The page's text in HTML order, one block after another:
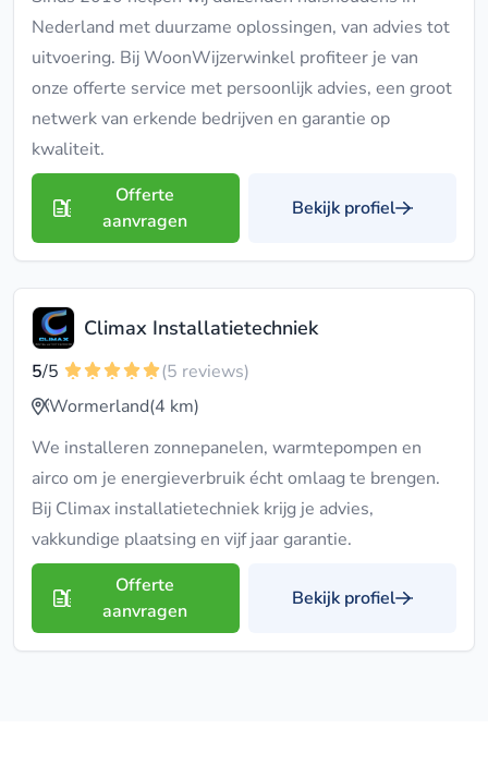
Nederland met duurzame oplossingen, van advies tot
uitvoering. Bij WoonWijzerwinkel profiteer je van
onze offerte service met persoonlijk advies, een groot
netwerk van erkende bedrijven en garantie op
kwaliteit.
Offerte
aanvragen
Bekijk profiel
Climax Installatietechniek
5/5
(5 reviews)
Wormerland(4 km)
We installeren zonnepanelen, warmtepompen en
airco om je energieverbruik écht omlaag te brengen.
Bij Climax installatietechniek krijg je advies,
vakkundige plaatsing en vijf jaar garantie.
Offerte
aanvragen
Bekijk profiel